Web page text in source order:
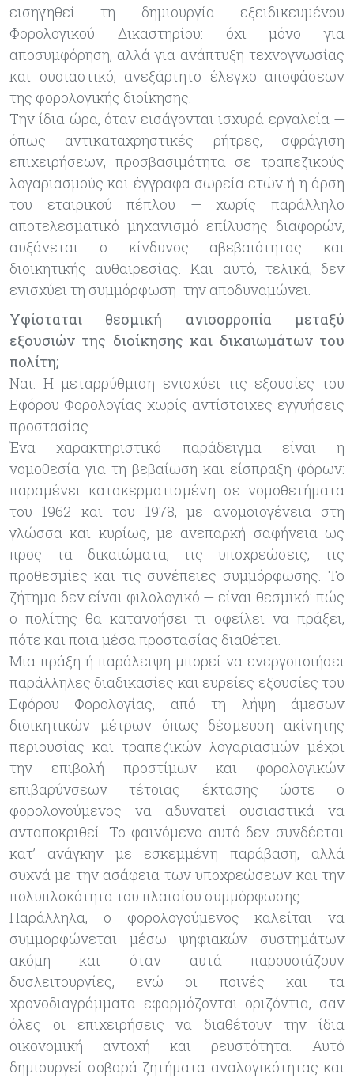
εισηγηθεί τη δημιουργία εξειδικευμένου
Φορολογικού Δικαστηρίου: όχι μόνο για
αποσυμφόρηση, αλλά για ανάπτυξη τεχνογνωσίας
και ουσιαστικό, ανεξάρτητο έλεγχο αποφάσεων
της φορολογικής διοίκησης.
Την ίδια ώρα, όταν εισάγονται ισχυρά εργαλεία —
όπως αντικαταχρηστικές ρήτρες, σφράγιση
επιχειρήσεων, προσβασιμότητα σε τραπεζικούς
λογαριασμούς και έγγραφα σωρεία ετών ή η άρση
του εταιρικού πέπλου — χωρίς παράλληλο
αποτελεσματικό μηχανισμό επίλυσης διαφορών,
αυξάνεται ο κίνδυνος αβεβαιότητας και
διοικητικής αυθαιρεσίας. Και αυτό, τελικά, δεν
ενισχύει τη συμμόρφωση· την αποδυναμώνει.
Υφίσταται θεσμική ανισορροπία μεταξύ
εξουσιών της διοίκησης και δικαιωμάτων του
πολίτη;
Ναι. Η μεταρρύθμιση ενισχύει τις εξουσίες του
Εφόρου Φορολογίας χωρίς αντίστοιχες εγγυήσεις
προστασίας.
Ένα χαρακτηριστικό παράδειγμα είναι η
νομοθεσία για τη βεβαίωση και είσπραξη φόρων:
παραμένει κατακερματισμένη σε νομοθετήματα
του 1962 και του 1978, με ανομοιογένεια στη
γλώσσα και κυρίως, με ανεπαρκή σαφήνεια ως
προς τα δικαιώματα, τις υποχρεώσεις, τις
προθεσμίες και τις συνέπειες συμμόρφωσης. Το
ζήτημα δεν είναι φιλολογικό — είναι θεσμικό: πώς
ο πολίτης θα κατανοήσει τι οφείλει να πράξει,
πότε και ποια μέσα προστασίας διαθέτει.
Μια πράξη ή παράλειψη μπορεί να ενεργοποιήσει
παράλληλες διαδικασίες και ευρείες εξουσίες του
Εφόρου Φορολογίας, από τη λήψη άμεσων
διοικητικών μέτρων όπως δέσμευση ακίνητης
περιουσίας και τραπεζικών λογαριασμών μέχρι
την επιβολή προστίμων και φορολογικών
επιβαρύνσεων τέτοιας έκτασης ώστε ο
φορολογούμενος να αδυνατεί ουσιαστικά να
ανταποκριθεί. Το φαινόμενο αυτό δεν συνδέεται
κατ’ ανάγκην με εσκεμμένη παράβαση, αλλά
συχνά με την ασάφεια των υποχρεώσεων και την
πολυπλοκότητα του πλαισίου συμμόρφωσης.
Παράλληλα, ο φορολογούμενος καλείται να
συμμορφώνεται μέσω ψηφιακών συστημάτων
ακόμη και όταν αυτά παρουσιάζουν
δυσλειτουργίες, ενώ οι ποινές και τα
χρονοδιαγράμματα εφαρμόζονται οριζόντια, σαν
όλες οι επιχειρήσεις να διαθέτουν την ίδια
οικονομική αντοχή και ρευστότητα. Αυτό
δημιουργεί σοβαρά ζητήματα αναλογικότητας και